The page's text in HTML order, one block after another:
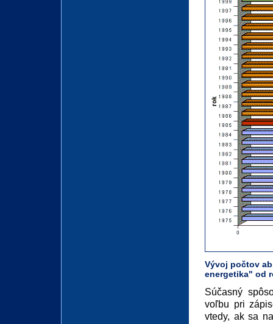
Vývoj počtov
energetika" od
Súčasný
voľbu pri
vtedy, ak sa